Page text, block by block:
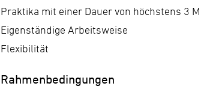
Praktika mit einer Dauer von höchstens 3
Eigenständige Arbeitsweise
Flexibilität
Rahmenbedingungen